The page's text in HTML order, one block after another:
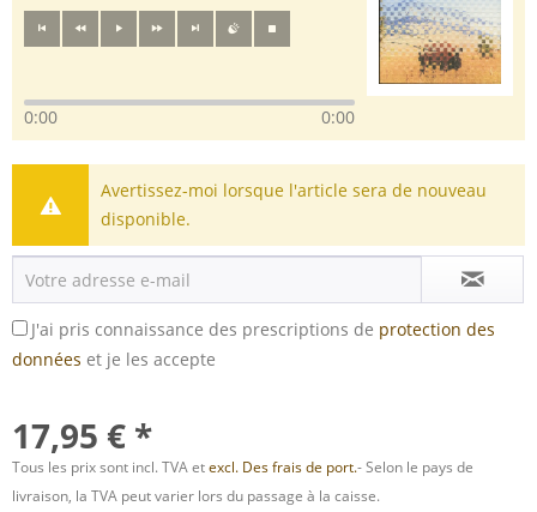
0:00 0:00
Avertissez-moi lorsque l'article sera de nouveau
disponible.
J'ai pris connaissance des prescriptions de protection des
données et je les accepte
17,95 € *
Tous les prix sont incl. TVA etexcl. Des frais de port.- Selon le pays de
livraison, la TVA peut varier lors du passage à la caisse.